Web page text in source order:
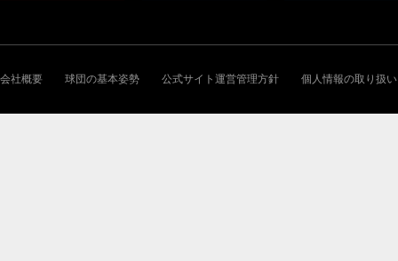
会社概要 球団の基本姿勢 公式サイト運営管理方針 個人情報の取り扱い